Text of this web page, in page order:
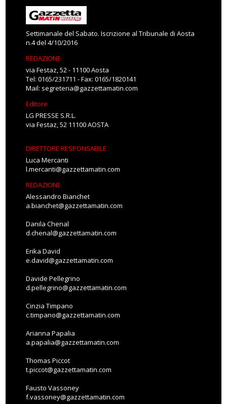
Settimanale del Sabato. Iscrizione al Tribunale di Aosta
n.4 del 4/10/2016
REDAZIONE
via Festaz, 52 - 11100 Aosta
Tel: 0165/231711 - Fax: 0165/1820141
Mail: segreteria@gazzettamatin.com
Editore
LG PRESSE S.R.L.
via Festaz, 52 11100 AOSTA
DIRETTORE RESPONSABILE
Luca Mercanti
l.mercanti@gazzettamatin.com
REDAZIONE
Alessandro Bianchet
a.bianchet@gazzettamatin.com
Danila Chenal
d.chenal@gazzettamatin.com
Erika David
e.david@gazzettamatin.com
Davide Pellegrino
d.pellegrino@gazzettamatin.com
Cinzia Timpano
c.timpano@gazzettamatin.com
Arianna Papalia
a.papalia@gazzettamatin.com
Thomas Piccot
t.piccot@gazzettamatin.com
Fausto Vassoney
f.vassoney@gazzettamatin.com